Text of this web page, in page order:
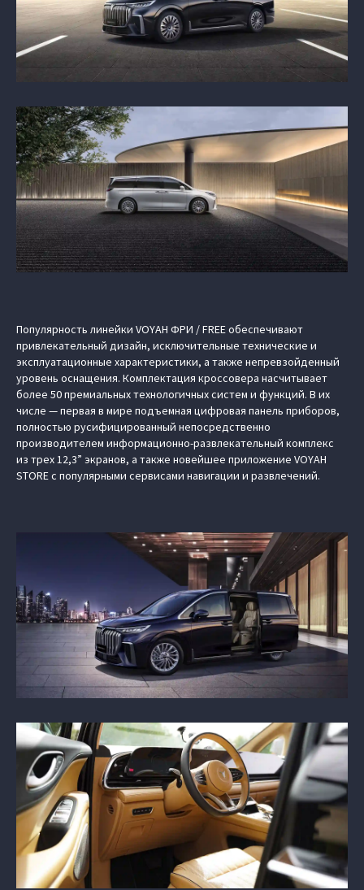
Популярность линейки VOYAH ФРИ / FREE обеспечивают
привлекательный дизайн, исключительные технические и
эксплуатационные характеристики, а также непревзойденный
уровень оснащения. Комплектация кроссовера насчитывает
более 50 премиальных технологичных систем и функций. В их
числе — первая в мире подъемная цифровая панель приборов,
полностью русифицированный непосредственно
производителем информационно-развлекательный комплекс
из трех 12,3” экранов, а также новейшее приложение VOYAH
STORE с популярными сервисами навигации и развлечений.